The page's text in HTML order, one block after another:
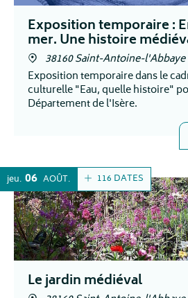
Exposition temporaire :
mer. Une histoire
38160 Saint-Antoine-l'Abbaye
Exposition temporaire dans le
culturelle "Eau, quelle histoire"
Département de l'Isère.
116 DATES
jeu. 06 AOÛT
Le jardin médiéval